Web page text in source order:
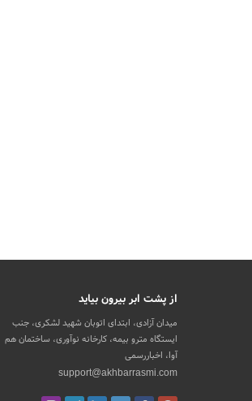
از پشت ابر بیرون بیاید
میدان آزادی، ابتدای اتوبان شهید لشکری، جنب
ایستگاه مترو بیمه، کارخانه نوآوری، ساختمان هم
آوا، اخباررسمی
support@akhbarrasmi.com